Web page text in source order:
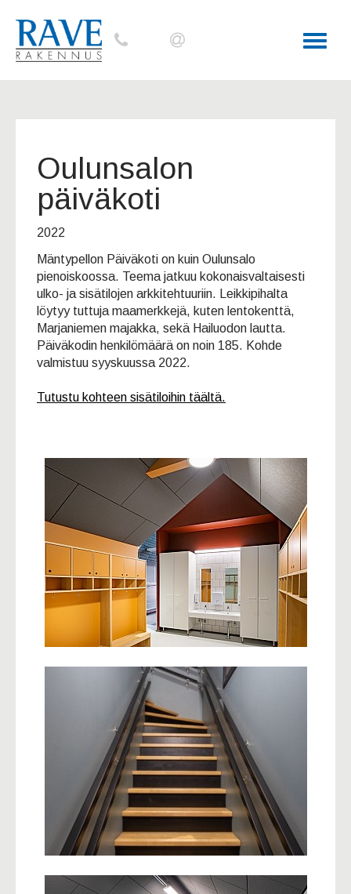
Toggle
Oulunsalon
päiväkoti
2022
Mäntypellon Päiväkoti on kuin Oulunsalo
pienoiskoossa. Teema jatkuu kokonaisvaltaisesti
ulko- ja sisätilojen arkkitehtuuriin. Leikkipihalta
löytyy tuttuja maamerkkejä, kuten lentokenttä,
Marjaniemen majakka, sekä Hailuodon lautta.
Päiväkodin henkilömäärä on noin 185. Kohde
valmistuu syyskuussa 2022.
Tutustu kohteen sisätiloihin täältä.